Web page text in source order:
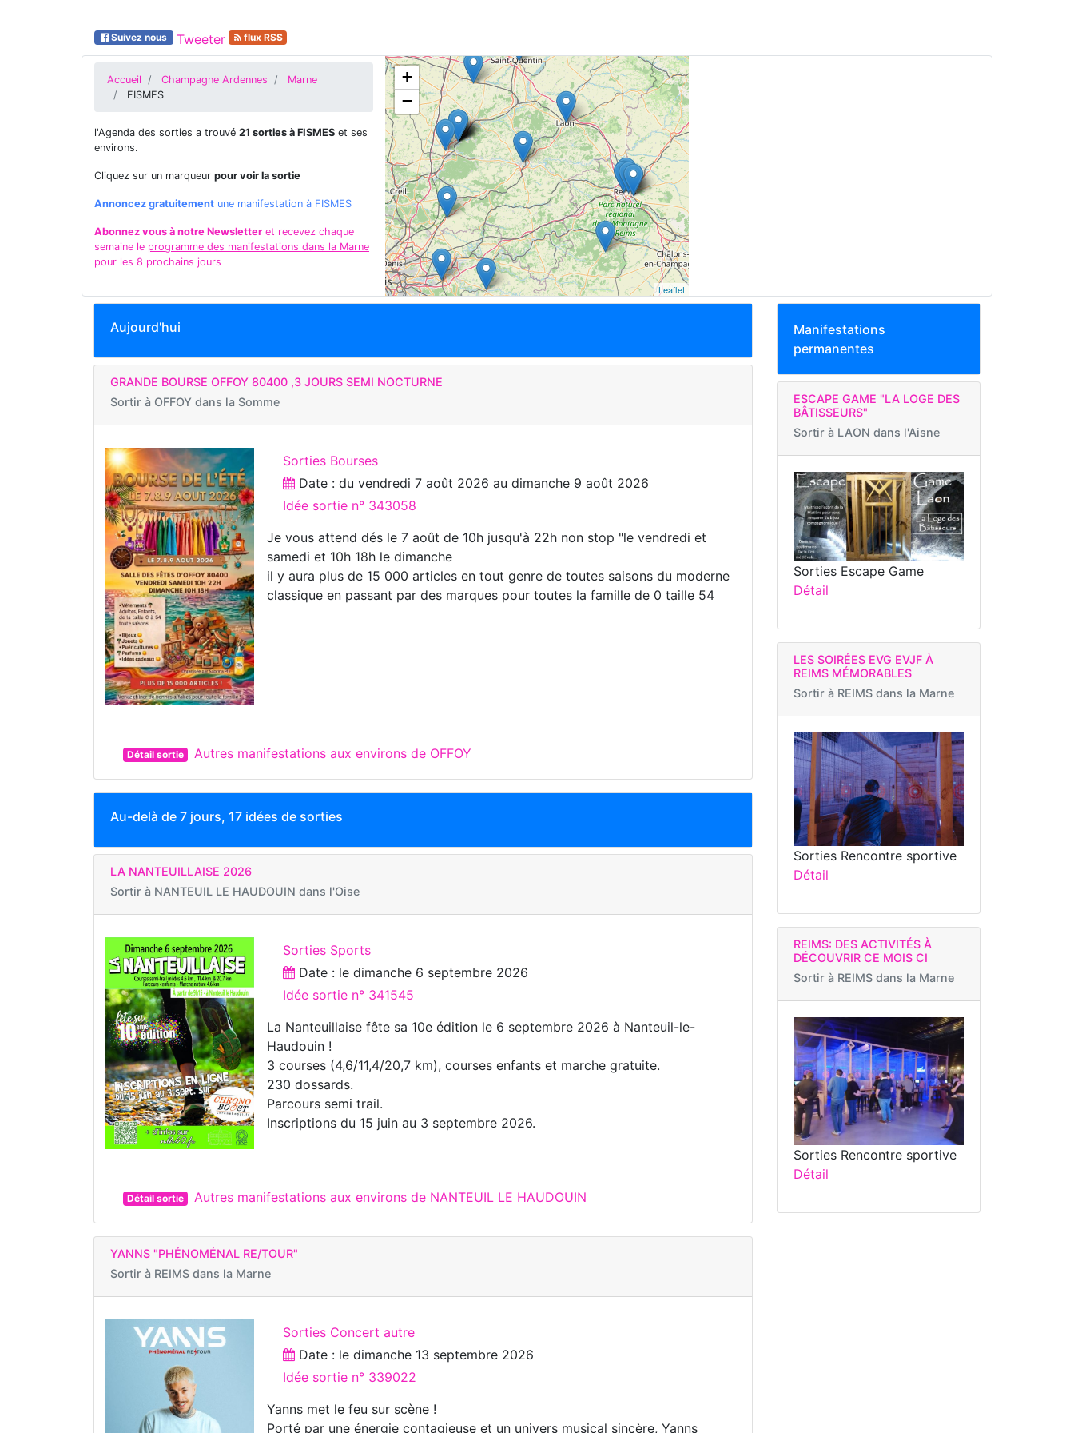
Suivez nous Tweeter flux RSS
Accueil Champagne Ardennes
Marne
FISMES
l'Agenda des sorties a trouvé 21 sorties à FISMES et ses
environs.
Cliquez sur un marqueur pour voir la sortie
Annoncez gratuitement une manifestation à FISMES
Abonnez vous à notre Newsletter et recevez chaque
semaine le programme des manifestations dans la Marne
pour les 8 prochains jours
+
−
Leaflet
Aujourd'hui
GRANDE BOURSE OFFOY 80400 ,3 JOURS SEMI NOCTURNE
Sortir à OFFOY dans la Somme
Sorties Bourses
Date : duvendredi 7 août 2026 audimanche 9 août 2026
Idée sortie n° 343058
Je vous attend dés le 7 août de 10h jusqu'à 22h non stop "le vendredi et
samedi et 10h 18h le dimanche
il y aura plus de 15 000 articles en tout genre de toutes saisons du moderne
classique en passant par des marques pour toutes la famille de 0 taille 54
Détail sortie Autres manifestations aux environs de OFFOY
Au-delà de 7 jours, 17 idées de sorties
LA NANTEUILLAISE 2026
Sortir à NANTEUIL LE HAUDOUIN dans l'Oise
Sorties Sports
Date : ledimanche 6 septembre 2026
Idée sortie n° 341545
La Nanteuillaise fête sa 10e édition le 6 septembre 2026 à Nanteuil-le-
Haudouin !
3 courses (4,6/11,4/20,7 km), courses enfants et marche gratuite.
230 dossards.
Parcours semi trail.
Inscriptions du 15 juin au 3 septembre 2026.
Détail sortie Autres manifestations aux environs de NANTEUIL LE HAUDOUIN
YANNS "PHÉNOMÉNAL RE/TOUR"
Sortir à REIMS dans la Marne
Sorties Concert autre
Date : ledimanche 13 septembre 2026
Idée sortie n° 339022
Yanns met le feu sur scène !
Porté par une énergie contagieuse et un univers musical sincère, Yanns
Manifestations
permanentes
ESCAPE GAME "LA LOGE DES
BÂTISSEURS"
Sortir à LAON dans l'Aisne
Sorties Escape Game
Détail
LES SOIRÉES EVG EVJF À
REIMS MÉMORABLES
Sortir à REIMS dans la Marne
Sorties Rencontre sportive
Détail
REIMS: DES ACTIVITÉS À
DÉCOUVRIR CE MOIS CI
Sortir à REIMS dans la Marne
Sorties Rencontre sportive
Détail